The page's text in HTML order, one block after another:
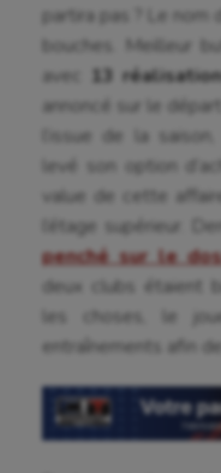
Athlétisme
partira pas ? Le nom d’
bouches. Meilleur
avec
13
annoncé sur le
l’issue de la
levé son option
value de cette
l’étage supérieur.
penché sur le
deux clubs étaient
les choses, le
entraînements afin